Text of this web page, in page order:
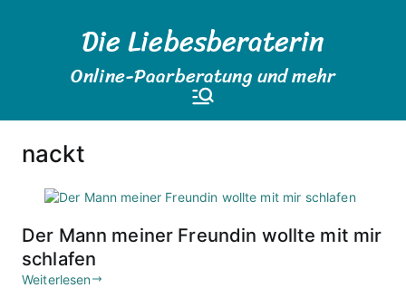
Die Liebesberaterin
Online-Paarberatung und mehr
nackt
Der Mann meiner Freundin wollte mit mir
schlafen
Weiterlesen